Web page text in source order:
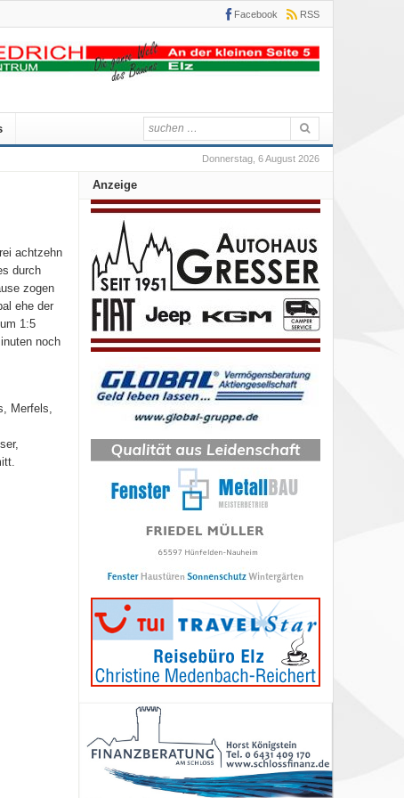
Facebook RSS
Donnerstag, 6 August 2026
achtzehn
durch
zogen
ehe der
1:5
noch
Merfels,
Anzeige